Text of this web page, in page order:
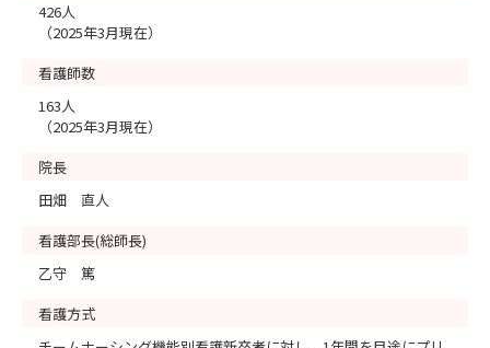
426人
（2025年3月現在）
看護師数
163人
（2025年3月現在）
院長
田畑 直人
看護部長(総師長)
乙守 篤
看護方式